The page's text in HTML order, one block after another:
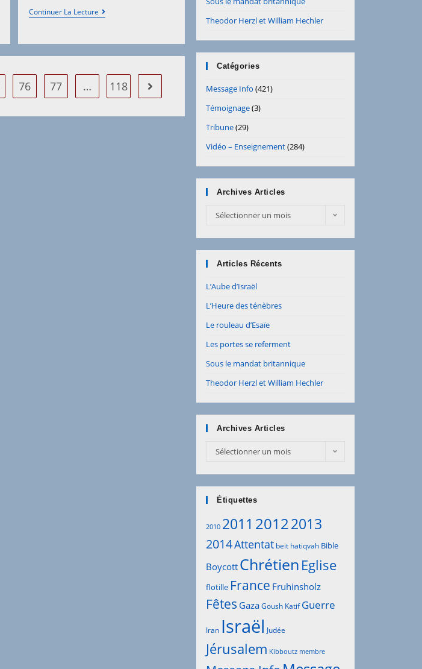
Continuer La Lecture « Je
Veille
76 77 … 118 Aller à la page suivante
Theodor Herzl et William Hechler
Catégories
Message Info (421)
Témoignage(3)
Tribune(29)
Vidéo – Enseignement(284)
Archives Articles
Archives
Sélectionner un mois
Articles Récents
L’Aube d’Israël
L’Heure des ténèbres
Le rouleau d’Esaïe
Les portes se referment
Sous le mandat britannique
Theodor Herzl et William Hechler
Archives Articles
Archives
Sélectionner un mois
Étiquettes
2010 2011 20122013
2014Attentat beit hatiqvah Bible
Boycott Chrétien Eglise
flotille France Fruhinsholz
Fêtes GazaGoush Katif Guerre
Iran Israël Judée
Jérusalem Kibboutz membre